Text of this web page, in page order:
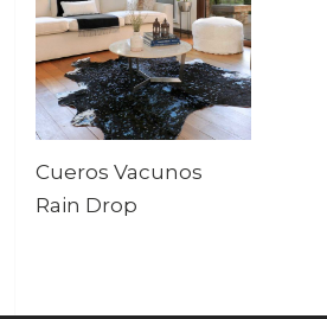
Cueros Vacunos
Rain Drop